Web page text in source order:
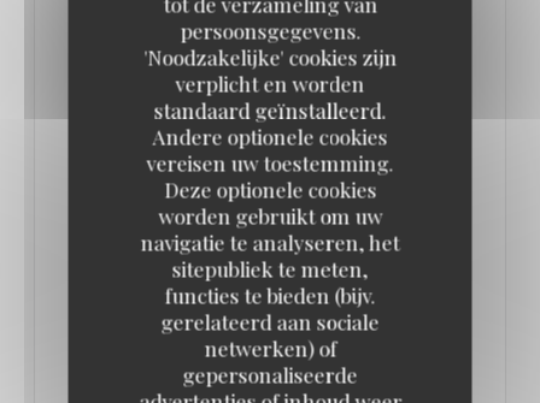
persoonsgegevens.
'Noodzakelijke' cookies zijn
verplicht en worden
standaard geïnstalleerd.
Andere optionele cookies
vereisen uw toestemming.
Deze optionele cookies
worden gebruikt om uw
navigatie te analyseren, het
sitepubliek te meten,
functies te bieden (bijv.
gerelateerd aan sociale
netwerken) of
gepersonaliseerde
LES 10 MEILLEURS RESTAURANTS
AUTHENTIQUES ET TYPIQUEMENT
PARISIENS (ILS SONT TOUS DÉLICIEUX !)
04/07/2025
La Brasserie Lipp
Au cœur du très animé Saint-Germain-des-Prés, la
Brasserie parisienne Lipp conserve le charme
d’antan et l’esthétique artistique du début du siècle
dernier. Dans cette institution du quartier chic de la
Rive Gauche, on retrouve avec joie les piliers de la